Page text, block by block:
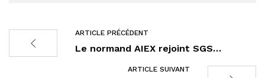
ARTICLE PRÉCÉDENT
Le normand AIEX rejoint SGS…
ARTICLE SUIVANT